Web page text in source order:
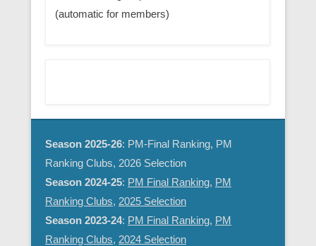
(automatic for members)
Season 2025-26: PM-Final Ranking, PM
Ranking Clubs, 2026 Selection
Season 2024-25: PM Final Ranking, PM
Ranking Clubs, 2025 Selection
Season 2023-24: PM Final Ranking, PM
Ranking Clubs, 2024 Selection